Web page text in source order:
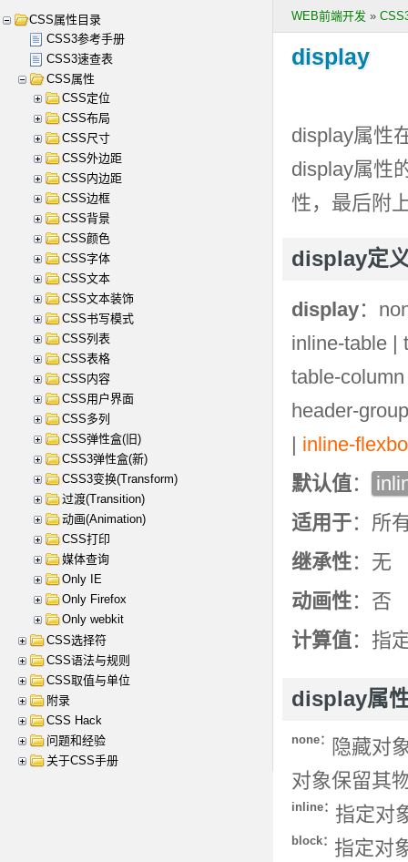
WEB前端开发 »
display
display属性
display属性
性，最后附
display定
display：
inline-table |
table-
header-
| inline-
默认值：
适用于：所
继承性：无
动画性：否
计算值：指
display属
none：
隐藏对
对象保留其
inline： 指定对
block： 指定对
CSS属性目录
CSS3参考手册
CSS3速查表
CSS属性
CSS定位
CSS布局
CSS尺寸
CSS外边距
CSS内边距
CSS边框
CSS背景
CSS颜色
CSS字体
CSS文本
CSS文本装饰
CSS书写模式
CSS列表
CSS表格
CSS内容
CSS用户界面
CSS多列
CSS弹性盒(旧)
CSS3弹性盒(新)
CSS3变换(Transform)
过渡(Transition)
动画(Animation)
CSS打印
媒体查询
Only IE
Only Firefox
Only webkit
CSS选择符
CSS语法与规则
CSS取值与单位
附录
CSS Hack
问题和经验
关于CSS手册